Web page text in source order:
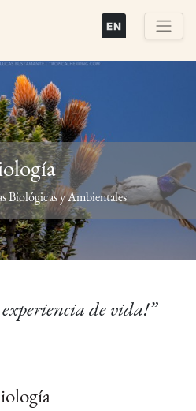
principal
Next
Biológicas y Ambientales
de vida!”